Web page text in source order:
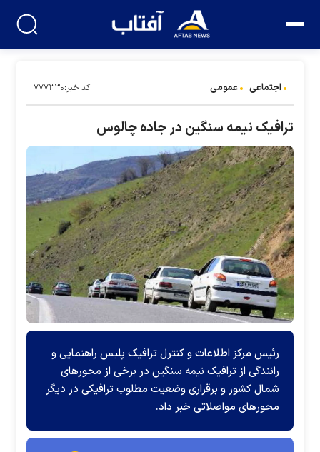
اجتماعی عمومی کد خبر:۷۷۷۳۳۰
ترافیک نیمه سنگین در جاده چالوس
رئیس مرکز اطلاعات و کنترل ترافیک پلیس راهنمایی و
رانندگی از ترافیک نیمه سنگین در برخی از محور‌های
شمال کشور و برقراری وضعیت مطلوب ترافیکی در دیگر
محور‌های مواصلاتی خبر داد.